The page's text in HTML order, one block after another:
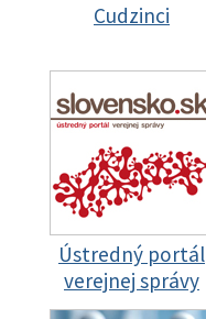
Cudzinci
Ústredný portál
verejnej správy